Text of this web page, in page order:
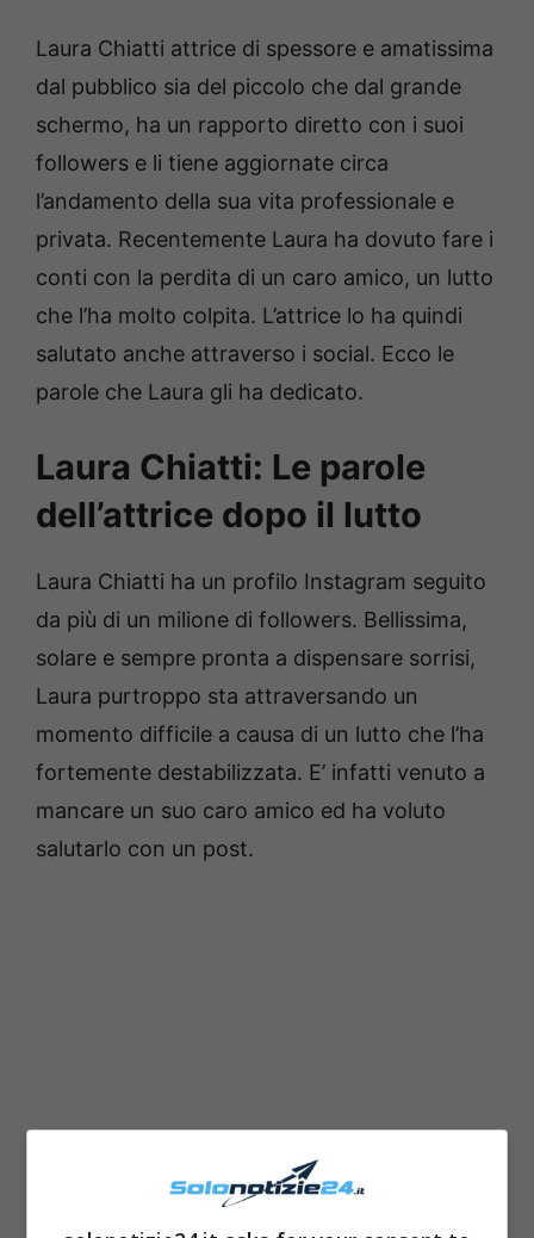
Laura Chiatti attrice di spessore e amatissima
dal pubblico sia del piccolo che dal grande
schermo, ha un rapporto diretto con i suoi
followers e li tiene aggiornate circa
l’andamento della sua vita professionale e
privata. Recentemente Laura ha dovuto fare i
conti con la perdita di un caro amico, un lutto
che l’ha molto colpita. L’attrice lo ha quindi
salutato anche attraverso i social. Ecco le
parole che Laura gli ha dedicato.
Laura Chiatti: Le parole
dell’attrice dopo il lutto
Laura Chiatti ha un profilo Instagram seguito
da più di un milione di followers. Bellissima,
solare e sempre pronta a dispensare sorrisi,
Laura purtroppo sta attraversando un
momento difficile a causa di un lutto che l’ha
fortemente destabilizzata. E’ infatti venuto a
mancare un suo caro amico ed ha voluto
salutarlo con un post.